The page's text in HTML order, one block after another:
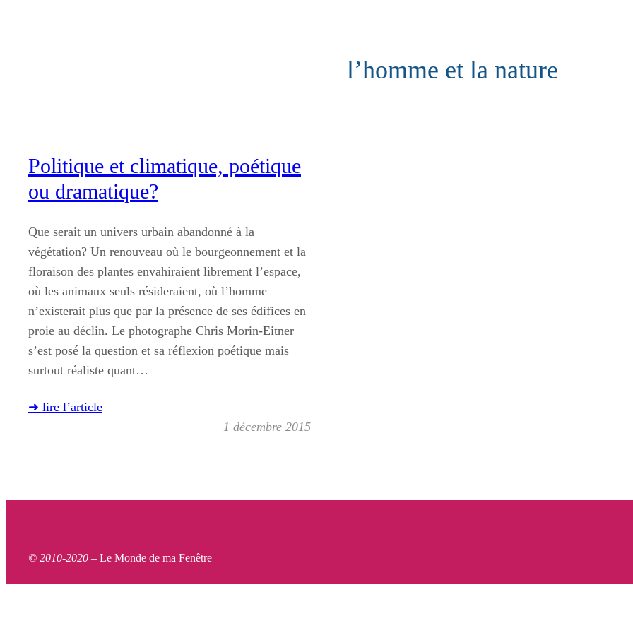
l’homme et la nature
Politique et climatique, poétique
ou dramatique?
Que serait un univers urbain abandonné à la
végétation? Un renouveau où le bourgeonnement et la
floraison des plantes envahiraient librement l’espace,
où les animaux seuls résideraient, où l’homme
n’existerait plus que par la présence de ses édifices en
proie au déclin. Le photographe Chris Morin-Eitner
s’est posé la question et sa réflexion poétique mais
surtout réaliste quant…
➜ lire l’article
1 décembre 2015
© 2010-2020 – Le Monde de ma Fenêtre